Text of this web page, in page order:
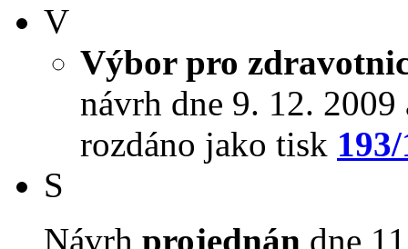
V
Výbor pro
návrh dne 9. 12.
rozdáno jako tisk
S
Návrh projednán dne